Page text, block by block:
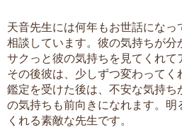
天音先生には何年もお世話にな
相談しています。彼の気持ちが分
サクっと彼の気持ちを見てくれて
その後彼は、少しずつ変わってく
鑑定を受けた後は、不安な気持
の気持ちも前向きになれます。明
くれる素敵な先生です。